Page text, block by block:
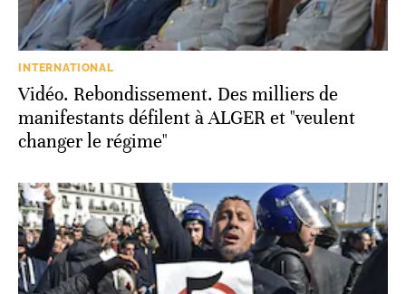
INTERNATIONAL
Vidéo. Rebondissement. Des milliers de
manifestants défilent à ALGER et "veulent
changer le régime"